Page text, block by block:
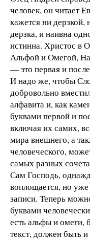
человек, он читает
кажется ни
дерзка, и наивна
истинна. Христос в
Альфой и Омегой,
— это первая и
И надо же, чтобы
добровольно
алфавита и, как
буквами первой и
включая их самих,
мира внешнего, а
человеческого,
самых разных
Сам Господь,
воплощается, но
записи. Теперь
буквами
есть альфы и омеги,
текст, должен быть